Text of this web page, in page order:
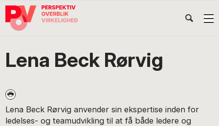
Gå
direkte
navigation
Skip
indhold
Gå
direkte
International
Lena Beck Rørvig
Lena Beck Rørvig anvender sin ekspertise inden for
ledelses- og teamudvikling til at få både ledere og